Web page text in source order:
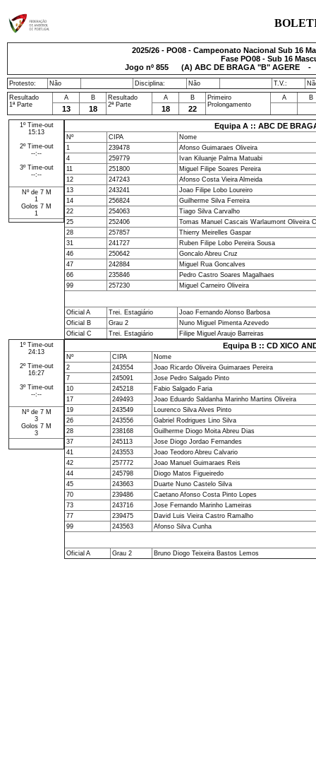
2025/26 - PO08 - Campeonato Nacional Sub 16
Fase PO08 - Sub 16
Jogo nº 855(A) ABC DE BRAGA "B" AGERE -
Protesto: Não Disciplina: Não T.V.:
Resultado
1ª Parte
A B
Resultado
2ª Parte
A B
Primeiro
Prolongamento
A B
13 18 18 22
1º Time-out
15:13
2º Time-out
--:--
3º Time-out
--:--
Nº de 7 M
1
Golos 7 M
1
Equipa A :: ABC DE
Nº CIPA
Nome
1
239478
Afonso Guimaraes Oliveira
4
259779
Ivan Kiluanje Palma Matuabi
11
251800
Miguel Filipe Soares Pereira
12
247243
Afonso Costa Vieira Almeida
13
243241
Joao Filipe Lobo Loureiro
14
256824
Guilherme Silva Ferreira
22
254063
Tiago Silva Carvalho
25
252406
Tomas Manuel Cascais Warlaumont Oliveira
28
257857
Thierry Meirelles Gaspar
31
241727
Ruben Filipe Lobo Pereira Sousa
46
250642
Goncalo Abreu Cruz
47
242884
Miguel Rua Goncalves
66
235846
Pedro Castro Soares Magalhaes
99
257230 Miguel Carneiro Oliveira
Oficial A Trei. Estagiário
Joao Fernando Alonso Barbosa
Oficial B
Grau 2
Nuno Miguel Pimenta Azevedo
Oficial C
Trei. Estagiário
Filipe Miguel Araujo Barreiras
1º Time-out
24:13
2º Time-out
16:27
3º Time-out
--:--
Nº de 7 M
3
Golos 7 M
3
Equipa B :: CD XICO
Nº CIPA
Nome
2
243554
Joao Ricardo Oliveira Guimaraes Pereira
7
245091
Jose Pedro Salgado Pinto
10
245218
Fabio Salgado Faria
17
249493
Joao Eduardo Saldanha Marinho Martins Oliveira
19
243549
Lourenco Silva Alves Pinto
26
243556
Gabriel Rodrigues Lino Silva
28
238168
Guilherme Diogo Moita Abreu Dias
37
245113
Jose Diogo Jordao Fernandes
41
243553
Joao Teodoro Abreu Calvario
42
257772
Joao Manuel Guimaraes Reis
44
245798
Diogo Matos Figueiredo
45
243663
Duarte Nuno Castelo Silva
70
239486
Caetano Afonso Costa Pinto Lopes
73
243716
Jose Fernando Marinho Lameiras
77
239475
David Luis Vieira Castro Ramalho
99
243563 Afonso Silva Cunha
Oficial A Grau 2 Bruno Diogo Teixeira Bastos Lemos